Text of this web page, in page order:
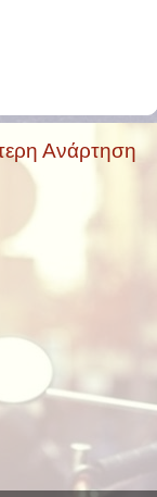
Ανάρτηση